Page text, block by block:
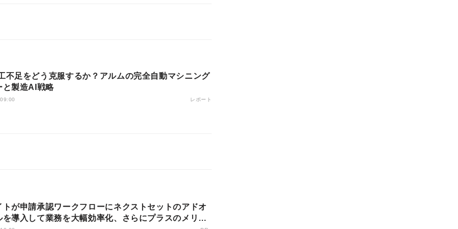
と製造AI戦略
レポート
トが申請承認ワークフローにネクストセットのアドオ
を導入して業務を大幅効率化、さらにプラスのメリッ